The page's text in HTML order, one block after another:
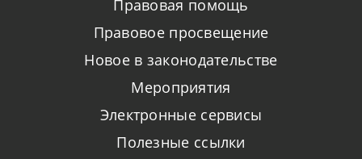
Правовая помощь
Правовое просвещение
Новое в законодательстве
Мероприятия
Электронные сервисы
Полезные ссылки